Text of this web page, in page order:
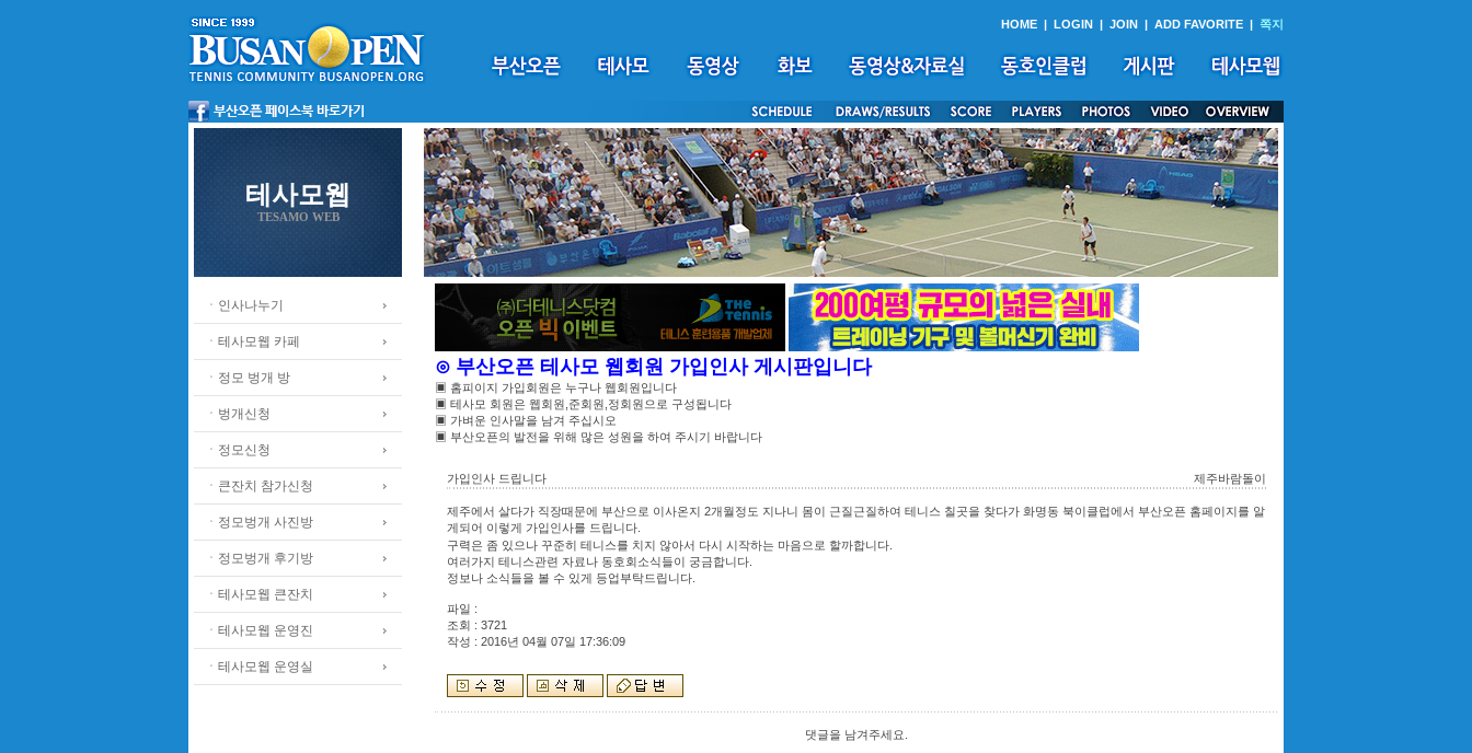
HOME | LOGIN | JOIN | ADD FAVORITE | 쪽지
테사모웹
TESAMO WEB
ㆍ인사나누기
ㆍ테사모웹 카페
ㆍ정모 벙개 방
ㆍ벙개신청
ㆍ정모신청
ㆍ큰잔치 참가신청
ㆍ정모벙개 사진방
ㆍ정모벙개 후기방
ㆍ테사모웹 큰잔치
ㆍ테사모웹 운영진
ㆍ테사모웹 운영실
⊙ 부산오픈 테사모 웹회원 가입인사 게시판입니다
▣ 홈피이지 가입회원은 누구나 웹회원입니다
▣ 테사모 회원은 웹회원,준회원,정회원으로 구성됩니다
▣ 가벼운 인사말을 남겨 주십시오
▣ 부산오픈의 발전을 위해 많은 성원을 하여 주시기 바랍니다
가입인사 드립니다 제주바람돌이
제주에서 살다가 직장때문에 부산으로 이사온지 2개월정도 지나니 몸이 근질근질하여 테니스 칠곳을 찾다가 화명동 북이클럽에서 부산오픈 홈페이지를 알
게되어 이렇게 가입인사를 드립니다.
구력은 좀 있으나 꾸준히 테니스를 치지 않아서 다시 시작하는 마음으로 할까합니다.
여러가지 테니스관련 자료나 동호회소식들이 궁금합니다.
정보나 소식들을 볼 수 있게 등업부탁드립니다.
파일 :
조회 : 3721
작성 : 2016년 04월 07일 17:36:09
댓글을 남겨주세요.